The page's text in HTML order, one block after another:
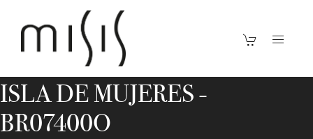
ISLA DE MUJERES -
BR07400O